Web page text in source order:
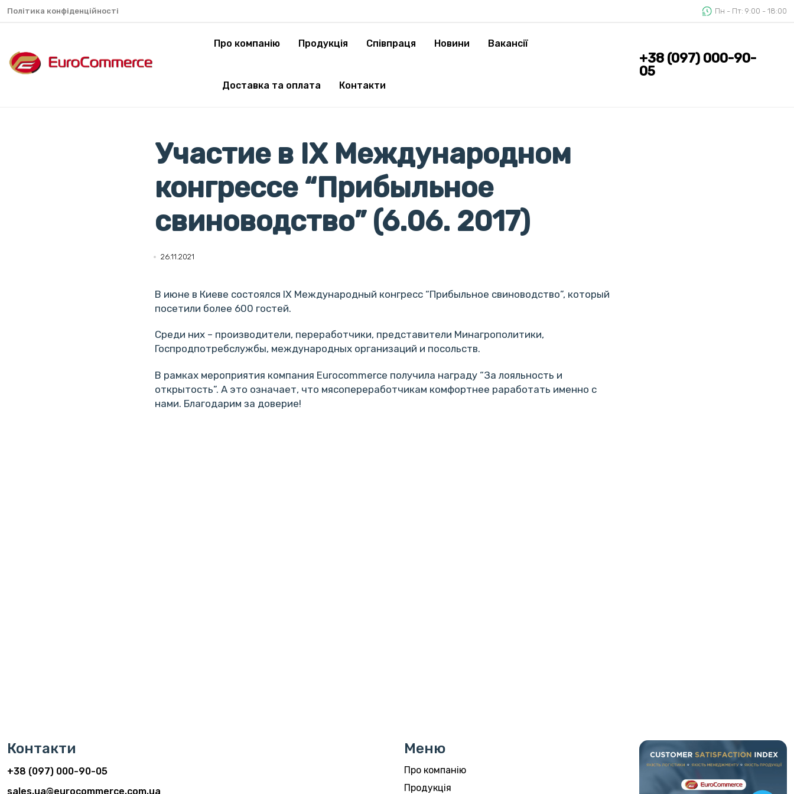
Політика конфіденційності Пн - Пт: 9:00 - 18:00
Про компанію Продукція Cпівпраця Новини Вакансії
Доставка та оплата Контакти
+38 (097) 000-90-
05
Участие в IX Международном
конгрессе “Прибыльное
свиноводство” (6.06. 2017)
26.11.2021
В июне в Киеве состоялся IX Международный конгресс “Прибыльное свиноводство”, который
посетили более 600 гостей.
Среди них – производители, переработчики, представители Минагрополитики,
Госпродпотребслужбы, международных организаций и посольств.
В рамках мероприятия компания Eurocommerce получила награду “За лояльность и
открытость”. А это означает, что мясопереработчикам комфортнее раработать именно с
нами. Благодарим за доверие!
Контакти
+38 (097) 000-90-05
sales.ua@eurocommerce.com.ua
Меню
Про компанію
Продукція